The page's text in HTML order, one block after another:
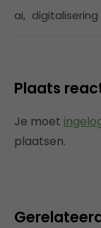
ai, digitalisering
Plaats
Je moet
plaatsen.